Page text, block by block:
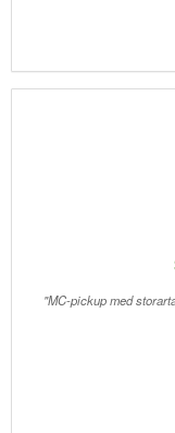
"MC-pickup med